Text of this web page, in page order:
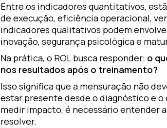
Entre os indicadores quantitativos,
de execução, eficiência operacional,
indicadores qualitativos podem
inovação, segurança psicológica e
Na prática, o ROL busca responder: o
nos resultados após o treinamento?
Isso significa que a mensuração não
estar presente desde o diagnóstico e o
medir impacto, é necessário entender
resolver.